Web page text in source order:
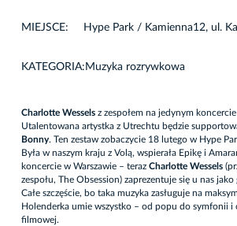
MIEJSCE: Hype Park / Kamienna12, ul.
KATEGORIA: Muzyka rozrywkowa
Charlotte Wessels z zespołem na jedynym
Utalentowana artystka z Utrechtu będzie
Bonny. Ten zestaw zobaczycie 18 lutego w Hype
Była w naszym kraju z Volą, wspierała Epikę i
koncercie w Warszawie – teraz Charlotte Wessels
zespołu, The Obsession) zaprezentuje się u nas
Całe szczęście, bo taka muzyka zasługuje na
Holenderka umie wszystko – od popu do symfonii i
filmowej.